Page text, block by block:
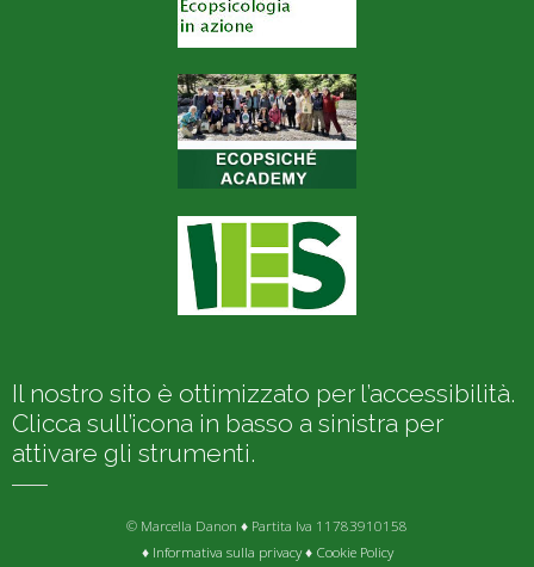
Il nostro sito è ottimizzato per l’accessibilità.
Clicca sull’icona in basso a sinistra per
attivare gli strumenti.
© Marcella Danon ♦ Partita Iva 11783910158
♦ Informativa sulla privacy♦ Cookie Policy